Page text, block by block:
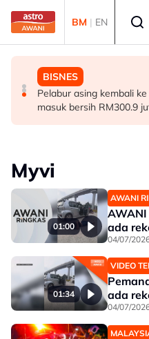
Skip to main content
BM | EN
DUNIA
Jerman naikkan
kepada hampir 12,000
MALAYSIA
Pendekatan menyeluruh
demensia menjelang
BISNES
Pelabur asing kembali
masuk bersih RM300.9
Myvi
01:00
AWANI
ada
04/07/
01:34
VIDEO
ada
04/07/